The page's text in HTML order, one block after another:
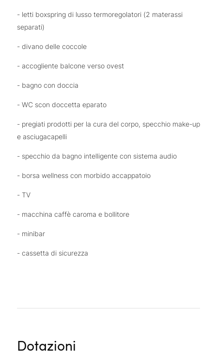
- letti boxspring di lusso termoregolatori (2 materassi
separati)
- divano delle coccole
- accogliente balcone verso ovest
- bagno con doccia
- WC scon doccetta eparato
- pregiati prodotti per la cura del corpo, specchio make-up
e asciugacapelli
- specchio da bagno intelligente con sistema audio
- borsa wellness con morbido accappatoio
- TV
- macchina caffè caroma e bollitore
- minibar
- cassetta di sicurezza
Dotazioni